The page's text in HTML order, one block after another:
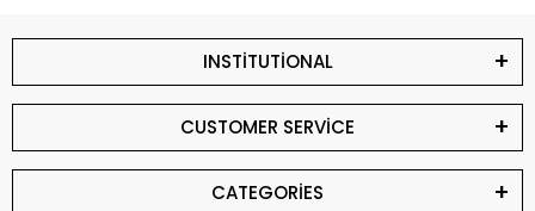
INSTİTUTİONAL
CUSTOMER SERVİCE
CATEGORİES